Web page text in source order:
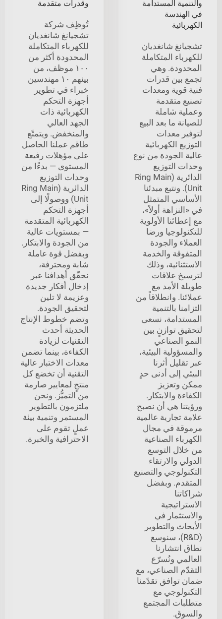
والتنمية المستدامة
في الهندسة
الكهربائية
تشجيانغ شانغديان
للكهرباء المتكاملة
المحدودة. وهي
تجمع بين قدرات
فنية قوية ومعدات
تصنيع متقدمة
وعملية شاملة
للصيانة ما بعد البيع
لتوفير معدات
التوزيع الكهربائية
عالية الجودة من نوع
وحدات التوزيع
الدائرية (Ring Main
Unit). ونتبع مبدئنا
الأساسي المتمثل
في «النزاهة أولاً»،
مع إعطائنا الأولوية
للتكنولوجيا ورضا
العملاء والجودة
المتفوقة والخدمة
الاستثنائية، وذلك
لترسيخ علاقات
طويلة الأمد مع
عملائنا. وانطلاقاً من
التزامنا بالتنمية
المستدامة، نسعى
لتحقيق توازنٍ بين
النمو الصناعي
والمسؤولية البيئية،
عبر تقليل أثرنا
البيئي إلى أدنى حدٍ
ممكن وتعزيز
الكفاءة والابتكار.
ورؤيتنا هي أن نصبح
علامة تجارية عالمية
مرموقة في مجال
الكهرباء الصناعية
من خلال التوسع
الدولي والارتقاء
التكنولوجي والتصنيع
المتقدم. وبفضل
شراكاتنا
الاستراتيجية
والاستثمار في
الأبحاث والتطوير
(R&D)، سنوسع
نطاق انتشارنا
العالمي ونُسرّع
التقدّم الصناعي، مع
ضمان توافق تقدّمنا
التكنولوجي مع
متطلبات المجتمع
والسوق.
وقدرات متقدمة
تُوظِف شركة
تشجيانغ شانغديان
للكهرباء المتكاملة
المحدودة أكثر من
١٠٠ موظف، من
بينهم ١٠ مهندسين
خبراء في تطوير
أجهزة التحكم
الكهربائية ذات
الجهد العالي
والمنخفض. ويتمتّع
طاقم عملنا الحاصل
على مؤهلات رفيعة
المستوى — بدءًا من
وحدات التوزيع
الدائرية (Ring Main
Unit) ووصولًا إلى
أجهزة التحكم
الكهربائية المتقدمة
— بمستويات عالية
من الجودة والابتكار.
وبفضل قوة عاملة
شابة ومحترفة،
نحقّق أهدافنا عبر
إدخال أفكار جديدة
وعزيمة لا تلين
لتحقيق الجودة.
وتضم خطوط الإنتاج
الحديثة أحدث
التقنيات لزيادة
الكفاءة، بينما تضمن
معدات الاختبار عالية
التقنية أن تخضع كل
منتجٍ لمعايير صارمة
من التميُّز. ونحن
ملتزمون بالتطوير
المستمر وتنمية بيئة
عملٍ تقوم على
الاحترافية والخبرة.